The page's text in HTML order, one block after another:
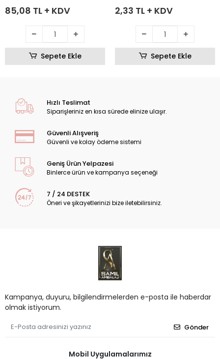
85,08 TL + KDV
Sepete Ekle
2,33 TL + KDV
Sepete Ekle
Hızlı Teslimat
Siparişleriniz en kısa sürede elinize ulaşır.
Güvenli Alışveriş
Güvenli ve kolay ödeme sistemi
Geniş Ürün Yelpazesi
Binlerce ürün ve kampanya seçeneği
7 / 24 DESTEK
Öneri ve şikayetlerinizi bize iletebilirsiniz.
Kampanya, duyuru, bilgilendirmelerden e-posta ile haberdar
olmak istiyorum.
Gönder
Mobil Uygulamalarımız